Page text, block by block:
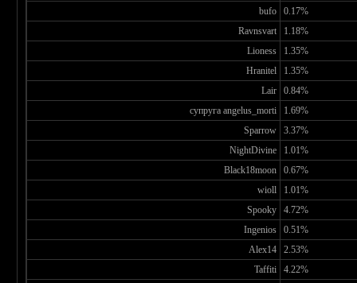
bufo
0.17%
Ravnsvart
1.18%
Lioness
1.35%
Hranitel
1.35%
Lair
0.84%
супруга angelus_morti
1.69%
Sparrow
3.37%
NightDivine
1.01%
Black18moon
0.67%
wioll
1.01%
Spooky
4.72%
Ingenios
0.51%
Alex14
2.53%
Taffiti
4.22%